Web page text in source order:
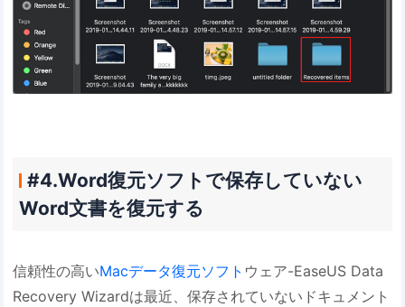
#4.Word復元ソフトで保存していない
Word文書を復元する
信頼性の高いMacデータ復元ソフト ウェア-EaseUS Data
Recovery Wizardは最近、保存されていないドキュメント